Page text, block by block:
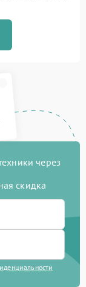
через
скидка